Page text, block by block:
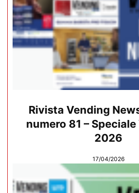
Rivista Vending
numero 81 –
2026
17/04/2026